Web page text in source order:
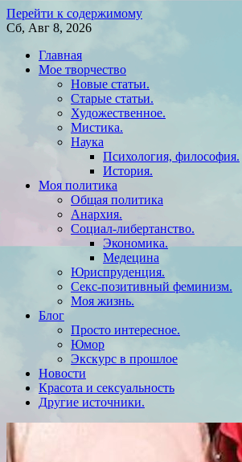
Перейти к содержимому
Сб, Авг 8, 2026
Главная
Мое творчество
Новые статьи.
Старые статьи.
Художественное.
Мистика.
Наука
Психология, философия.
История.
Моя политика
Общая политика
Анархия.
Социал-либертанство.
Экономика.
Медецина
Юриспруденция.
Секс-позитивный феминизм.
Моя жизнь.
Блог
Просто интересное.
Юмор
Экскурс в прошлое
Новости
Красота и сексуальность
Другие источники.